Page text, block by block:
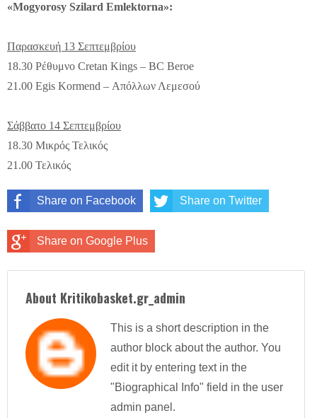
«Mogyorosy Szilard Emlektorna»:
Παρασκευή 13 Σεπτεμβρίου
18.30 Ρέθυμνο Cretan Kings – BC Beroe
21.00 Egis Kormend – Απόλλων Λεμεσού
Σάββατο 14 Σεπτεμβρίου
18.30 Μικρός Τελικός
21.00 Τελικός
Share on Facebook Share on Twitter
Share on Google Plus
About Kritikobasket.gr_admin
This is a short description in the
author block about the author. You
edit it by entering text in the
"Biographical Info" field in the user
admin panel.